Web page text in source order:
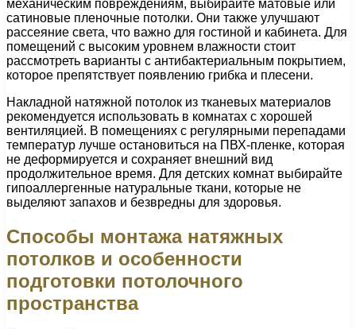
механическим повреждениям, выбирайте матовые или
сатиновые пленочные потолки. Они также улучшают
рассеяние света, что важно для гостиной и кабинета. Для
помещений с высоким уровнем влажности стоит
рассмотреть варианты с антибактериальным покрытием,
которое препятствует появлению грибка и плесени.
Накладной натяжной потолок из тканевых материалов
рекомендуется использовать в комнатах с хорошей
вентиляцией. В помещениях с регулярными перепадами
температур лучше остановиться на ПВХ-пленке, которая
не деформируется и сохраняет внешний вид
продолжительное время. Для детских комнат выбирайте
гипоаллергенные натуральные ткани, которые не
выделяют запахов и безвредны для здоровья.
Способы монтажа натяжных
потолков и особенности
подготовки потолочного
пространства